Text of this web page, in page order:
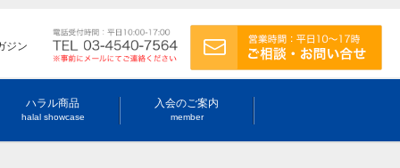
ジン
ハラル商品
halal showcase
入会のご案内
member